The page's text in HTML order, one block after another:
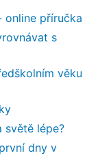
online příručka
s
věku
světě lépe?
dny v